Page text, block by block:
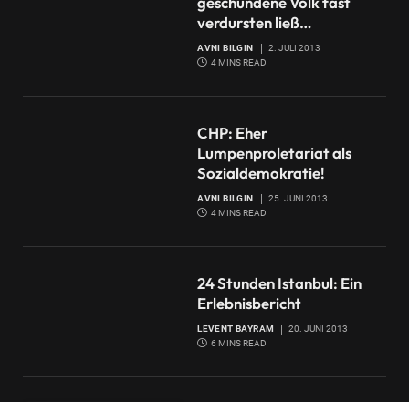
verdursten ließ…
AVNI BILGIN
2. JULI 2013
4 MINS READ
CHP: Eher
Lumpenproletariat als
Sozialdemokratie!
AVNI BILGIN
25. JUNI 2013
4 MINS READ
24 Stunden Istanbul: Ein
Erlebnisbericht
LEVENT BAYRAM
20. JUNI 2013
6 MINS READ